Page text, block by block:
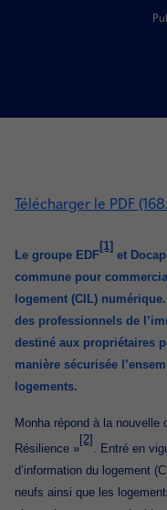
Télécharger le PDF
Le groupe EDF
[1]
et
commune pour
logement (CIL)
des professionnels de
destiné aux propriétaires
manière sécurisée
logements.
Monha répond à la
Résilience »
[2]
. Entré en
d’information du logement
neufs ainsi que les